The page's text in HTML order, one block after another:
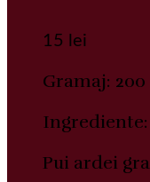
15 lei
Gramaj: 200
Ingrediente:
Pui ardei